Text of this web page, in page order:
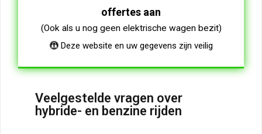
offertes aan
(Ook als u nog geen elektrische wagen bezit)
Deze website en uw gegevens zijn veilig
Veelgestelde vragen over
hybride- en benzine rijden